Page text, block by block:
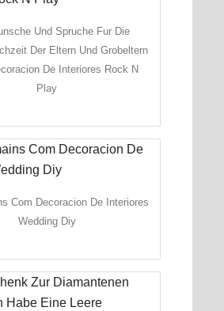
Und Spruche Fur Die
Der Eltern Und Grobeltern
De Interiores Rock N
Play
Com Decoracion De Interiores
Wedding Diy